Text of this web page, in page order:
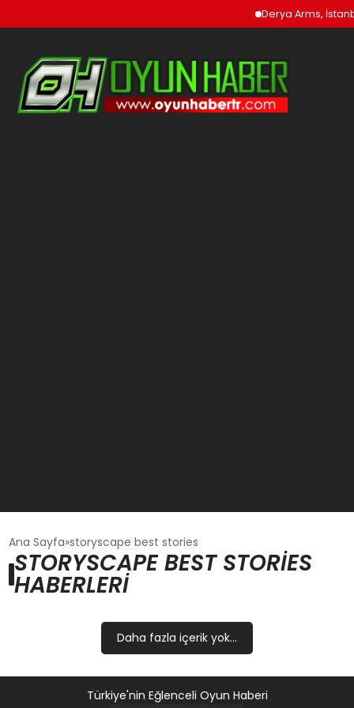
Derya Arms,
GÜNCEL
OYUN HABERLERI
EĞITIM
Ana Sayfa storyscape best stories
STORYSCAPE BEST STORIES
HABERLERI
Daha fazla içerik yok...
Türkiye'nin Eğlenceli Oyun Haberi